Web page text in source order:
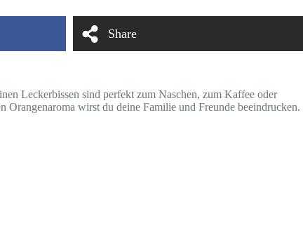
Share
Leckerbissen sind perfekt zum Naschen, zum Kaffee oder
wirst du deine Familie und Freunde beeindrucken.